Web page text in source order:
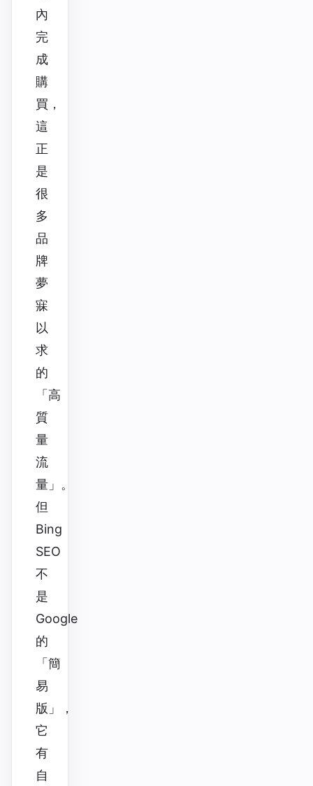
內
完
成
購
買，
這
正
是
很
多
品
牌
夢
寐
以
求
的
「高
質
量
流
量」。
但
Bing
SEO
不
是
Google
的
「簡
易
版」，
它
有
自